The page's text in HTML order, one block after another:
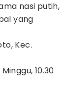
nasi putih,
yang
Kec.
10.30